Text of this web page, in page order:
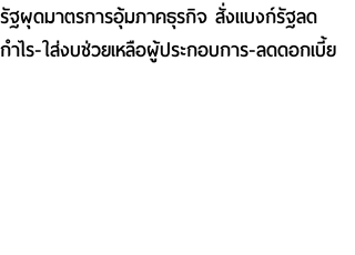
รัฐผุดมาตรการอุ้มภาคธุรกิจ สั่งแบงก์รัฐลด
กำไร-ใส่งบช่วยเหลือผู้ประกอบการ-ลดดอกเบี้ย